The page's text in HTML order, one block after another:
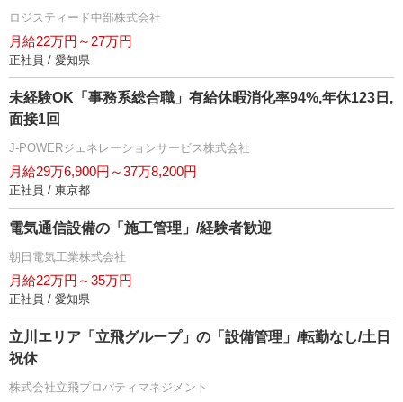
ロジスティード中部株式会社
月給22万円～27万円
正社員 / 愛知県
未経験OK「事務系総合職」有給休暇消化率94%,年休123日,
面接1回
J-POWERジェネレーションサービス株式会社
月給29万6,900円～37万8,200円
正社員 / 東京都
電気通信設備の「施工管理」/経験者歓迎
朝日電気工業株式会社
月給22万円～35万円
正社員 / 愛知県
立川エリア「立飛グループ」の「設備管理」/転勤なし/土日
祝休
株式会社立飛プロパティマネジメント